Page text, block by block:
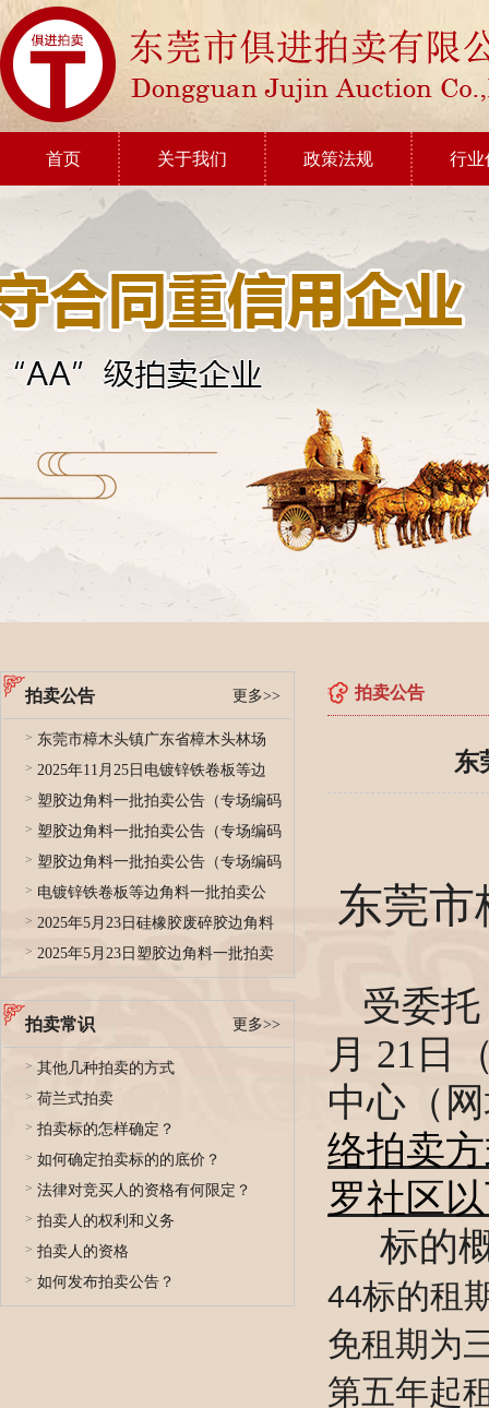
首页 关于我们 政策法规 行业
拍卖公告 更多>>
> 东莞市樟木头镇广东省樟木头林场
> 2025年11月25日电镀锌铁卷板等边
> 塑胶边角料一批拍卖公告（专场编码
> 塑胶边角料一批拍卖公告（专场编码
> 塑胶边角料一批拍卖公告（专场编码
> 电镀锌铁卷板等边角料一批拍卖公
> 2025年5月23日硅橡胶废碎胶边角料
> 2025年5月23日塑胶边角料一批拍卖
拍卖常识 更多>>
> 其他几种拍卖的方式
> 荷兰式拍卖
> 拍卖标的怎样确定？
> 如何确定拍卖标的的底价？
> 法律对竞买人的资格有何限定？
> 拍卖人的权利和义务
> 拍卖人的资格
> 如何发布拍卖公告？
拍卖公告
东
东莞
受委
月 21 日
中心（
络拍卖
罗社区
标的
44标的租
免租期为
第五年起